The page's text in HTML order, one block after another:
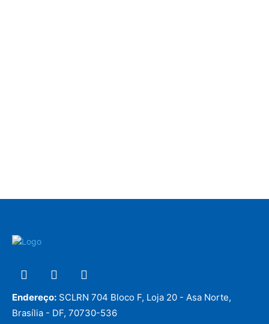
Endereço: SCLRN 704 Bloco F, Loja 20 - Asa Norte,
Brasília - DF, 70730-536